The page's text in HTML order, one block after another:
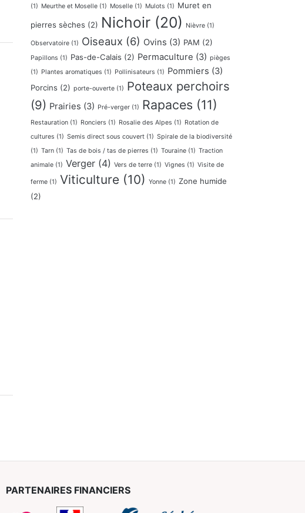
(1) Meurthe et Moselle (1) Moselle (1) Mulots (1) Muret en
pierres sèches (2) Nichoir (20) Nièvre (1)
Observatoire (1) Oiseaux (6) Ovins (3) PAM (2)
Papillons (1) Pas-de-Calais (2) Permaculture (3) pièges
(1) Plantes aromatiques (1) Pollinisateurs (1) Pommiers (3)
Porcins (2) porte-ouverte (1) Poteaux perchoirs
(9) Prairies (3) Pré-verger (1) Rapaces (11)
Restauration (1) Ronciers (1) Rosalie des Alpes (1) Rotation de
cultures (1) Semis direct sous couvert (1) Spirale de la biodiversité
(1) Tarn (1) Tas de bois / tas de pierres (1) Touraine (1) Traction
animale (1) Verger (4) Vers de terre (1) Vignes (1) Visite de
ferme (1) Viticulture (10) Yonne (1) Zone humide
(2)
PARTENAIRES FINANCIERS